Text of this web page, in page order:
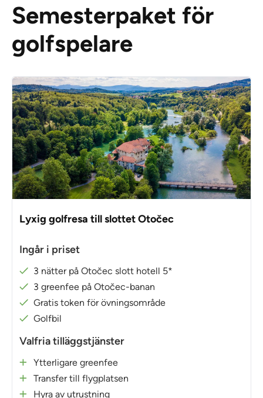
Semesterpaket för
golfspelare
Lyxig golfresa till slottet Otočec
Ingår i priset
3 nätter på Otočec slott hotell 5*
3 greenfee på Otočec-banan
Gratis token för övningsområde
Golfbil
Valfria tilläggstjänster
Ytterligare greenfee
Transfer till flygplatsen
Hyra av utrustning